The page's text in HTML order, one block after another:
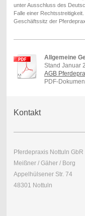
unter Ausschluss des
Falle einer
Geschäftssitz der
Allgemeine
Stand Januar
AGB
PDF-
Kontakt
Pferdepraxis Nottuln GbR
Meißner / Gäher / Borg
Appelhülsener Str. 74
48301 Nottuln